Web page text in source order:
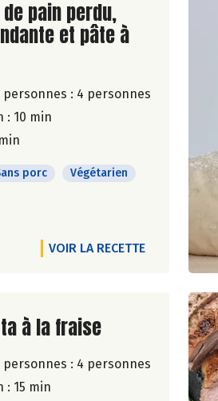
de la recette
pain perdu,
et pâte à
: 4 personnes
: 10 min
porc
Végétarien
VOIR LA RECETTE
de la recette
à la fraise
: 4 personnes
: 15 min